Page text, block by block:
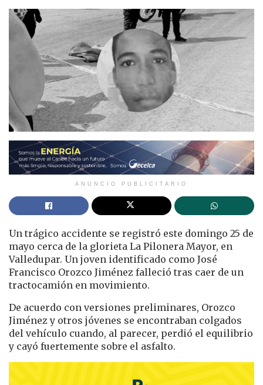
ANUNCIO PUBLICITARIO
Un trágico accidente se registró este domingo 25 de
mayo cerca de la glorieta La Pilonera Mayor, en
Valledupar. Un joven identificado como José
Francisco Orozco Jiménez falleció tras caer de un
tractocamión en movimiento.
De acuerdo con versiones preliminares, Orozco
Jiménez y otros jóvenes se encontraban colgados
del vehículo cuando, al parecer, perdió el equilibrio
y cayó fuertemente sobre el asfalto.